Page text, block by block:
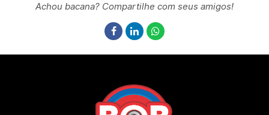
Achou bacana? Compartilhe com seus amigos!